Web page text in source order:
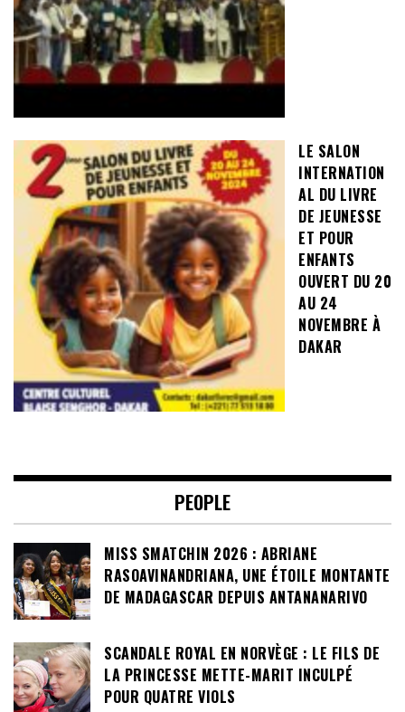
LE SALON
INTERNATION
AL DU LIVRE
DE JEUNESSE
ET POUR
ENFANTS
OUVERT DU 20
AU 24
NOVEMBRE À
DAKAR
PEOPLE
MISS SMATCHIN 2026 : ABRIANE
RASOAVINANDRIANA, UNE ÉTOILE MONTANTE
DE MADAGASCAR DEPUIS ANTANANARIVO
SCANDALE ROYAL EN NORVÈGE : LE FILS DE
LA PRINCESSE METTE-MARIT INCULPÉ
POUR QUATRE VIOLS